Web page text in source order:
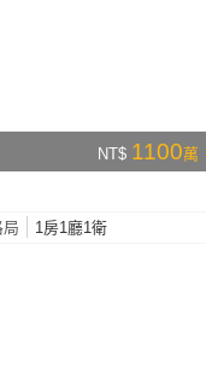
NT$ 1100萬
局 1房1廳1衛